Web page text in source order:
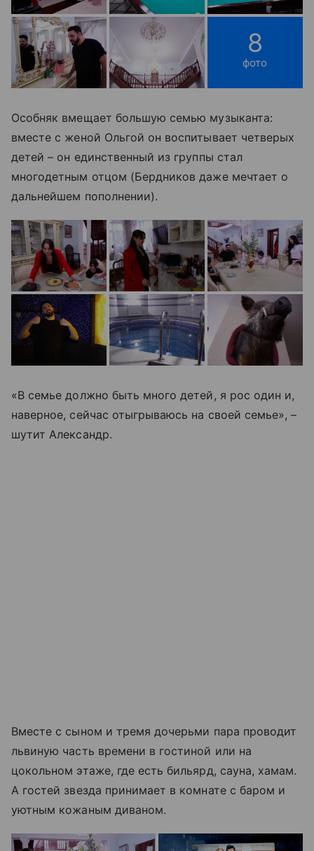
8
фото
Особняк вмещает большую семью музыканта:
вместе с женой Ольгой он воспитывает четверых
детей– он единственный из группы стал
многодетным отцом (Бердников даже мечтает о
дальнейшем пополнении).
«В семье должно быть много детей, я рос один и,
наверное, сейчас отыгрываюсь на своей семье», –
шутит Александр.
Вместе с сыном и тремя дочерьми пара проводит
львиную часть времени в гостиной или на
цокольном этаже, где есть бильярд, сауна, хамам.
А гостей звезда принимает в комнате с баром и
уютным кожаным диваном.